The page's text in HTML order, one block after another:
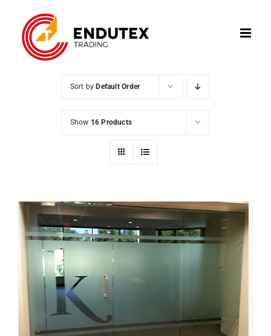
content
Sort by Default Order
Show 16 Products